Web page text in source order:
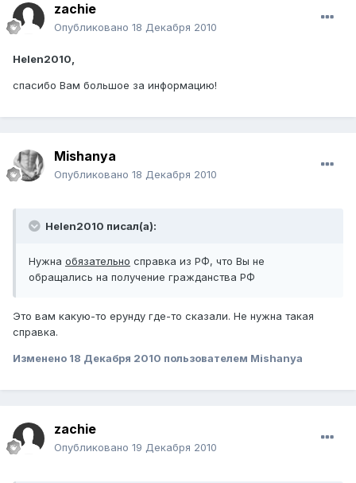
zachie
Опубликовано 18 Декабря 2010
Helen2010,
спасибо Вам большое за информацию!
Mishanya
Опубликовано 18 Декабря 2010
Helen2010 писал(а):
Нужна обязательно справка из РФ, что Вы не
обращались на получение гражданства РФ
Это вам какую-то ерунду где-то сказали. Не нужна такая
справка.
Изменено 18 Декабря 2010 пользователем Mishanya
zachie
Опубликовано 19 Декабря 2010